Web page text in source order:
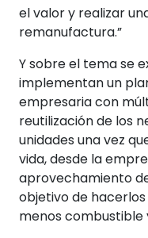
el valor y realizar
remanufactura.”
Y sobre el tema se
implementan un
empresaria con
reutilización de los
unidades una vez
vida, desde la
aprovechamiento
objetivo de
menos combustible